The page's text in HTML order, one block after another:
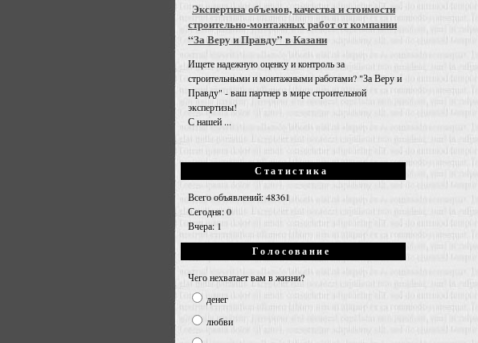
Экспертиза объемов, качества и стоимости
строительно-монтажных работ от компании
“За Веру и Правду” в Казани
Ищете надежную оценку и контроль за
строительными и монтажными работами? "За Веру и
Правду" - ваш партнер в мире строительной
экспертизы!
С нашей ...
Статистика
Всего объявлений: 48361
Сегодня: 0
Вчера: 1
Голосование
Чего нехватает вам в жизни?
денег
любви